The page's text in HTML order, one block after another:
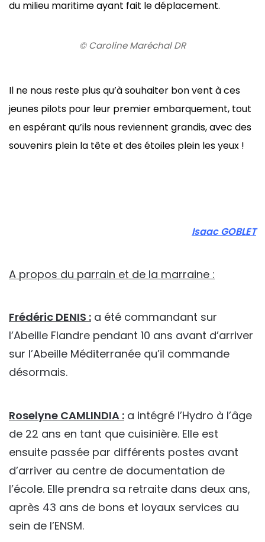
du milieu maritime ayant fait le déplacement.
© Caroline Maréchal DR
Il ne nous reste plus qu’à souhaiter bon vent à ces
jeunes pilots pour leur premier embarquement, tout
en espérant qu’ils nous reviennent grandis, avec des
souvenirs plein la tête et des étoiles plein les yeux !
Isaac GOBLET
A propos du parrain et de la marraine :
Frédéric DENIS : a été commandant sur
l’Abeille Flandre pendant 10 ans avant d’arriver
sur l’Abeille Méditerranée qu’il commande
désormais.
Roselyne CAMLINDIA : a intégré l’Hydro à l’âge
de 22 ans en tant que cuisinière. Elle est
ensuite passée par différents postes avant
d’arriver au centre de documentation de
l’école. Elle prendra sa retraite dans deux ans,
après 43 ans de bons et loyaux services au
sein de l’ENSM.